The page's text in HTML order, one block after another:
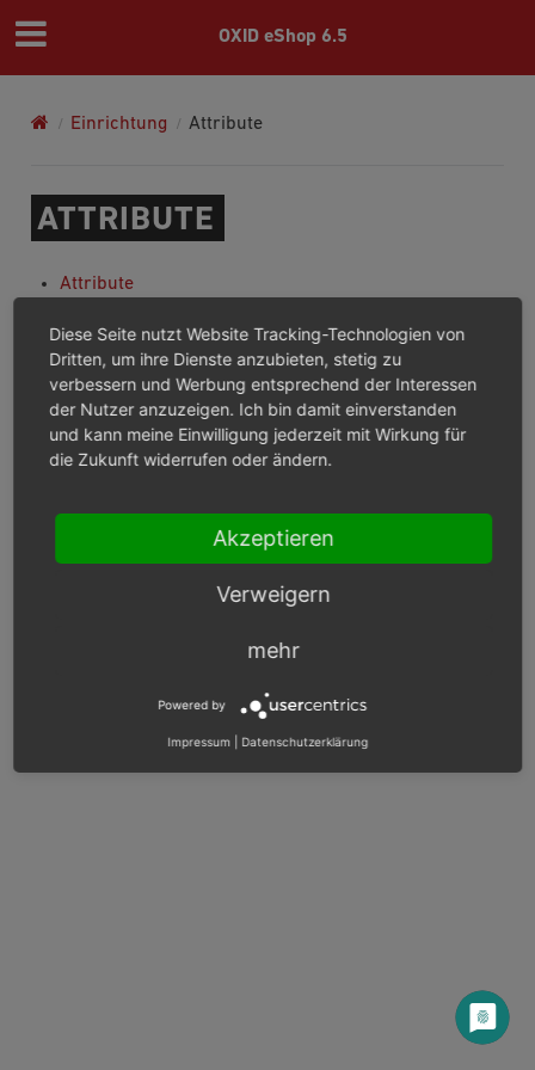
OXID eShop 6.5
Einrichtung Attribute
ATTRIBUTE
Attribute
Registerkarte Kategorien
Registerkarte Mall
Previous Next
© Copyright 2003 – 2026, OXID eSales AG.
OXID docs|Impressum|Datenschutz|Kontakt
Diese Seite nutzt Website Tracking-Technologien von
Dritten, um ihre Dienste anzubieten, stetig zu
verbessern und Werbung entsprechend der Interessen
der Nutzer anzuzeigen. Ich bin damit einverstanden
und kann meine Einwilligung jederzeit mit Wirkung für
die Zukunft widerrufen oder ändern.
Akzeptieren
Verweigern
mehr
Powered by
Impressum Datenschutzerklärung